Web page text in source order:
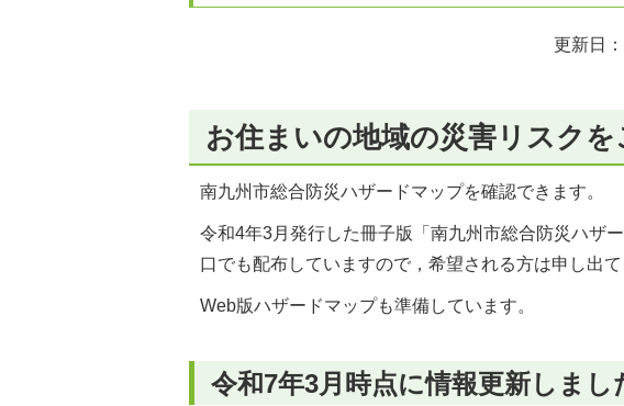
更新日
お住まいの地域の災害リスク
南九州市総合防災ハザードマップを確認できます。
令和4年3月発行した冊子版「南九州市総合防災ハザ
口でも配布していますので，希望される方は申し出て
Web版ハザードマップも準備しています。
令和7年3月時点に情報更新しまし